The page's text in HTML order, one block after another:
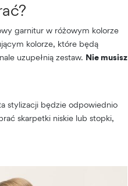
garnitur w różowym kolorze
kolorze, które będą
uzupełnią zestaw. Nie musisz
stylizacji będzie odpowiednio
skarpetki niskie lub stopki,